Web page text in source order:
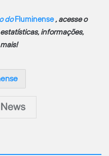
doFluminense, acesse o
informações,